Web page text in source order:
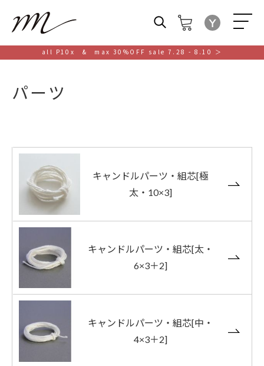
all P10x & max 30%OFF sale 7.28 - 8.10 ＞
パーツ
キャンドルパーツ・組芯[極
太・10×3]
キャンドルパーツ・組芯[太・
6×3＋2]
キャンドルパーツ・組芯[中・
4×3＋2]